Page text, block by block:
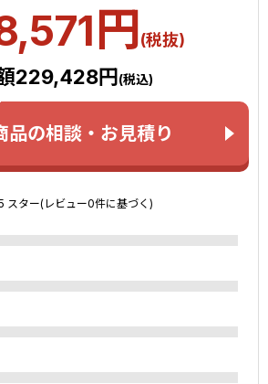
円(税抜)
229,428円(税込)
品の相談・お見積り
スター(レビュー0件に基づく)